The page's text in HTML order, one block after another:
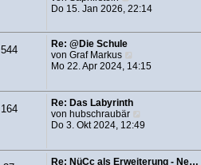
g i
t
g
e
t
r
g
e
e
t
e
i
r
g
Do 15. Jan 2026, 22:14
544
Re: @Die Schule
vonGraf Markus
e
t
e
Mo 22. Apr 2024, 14:15
164
Re: Das Labyrinth
von hubschraubär
e
s
Do 3. Okt 2024, 12:49
Re: NüCc als Erweiterung - Ne…